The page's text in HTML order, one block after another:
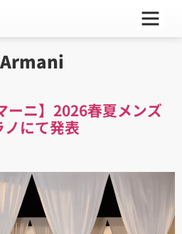
ー
ー
ー
ーニ】2026春夏メンズ
にて発表